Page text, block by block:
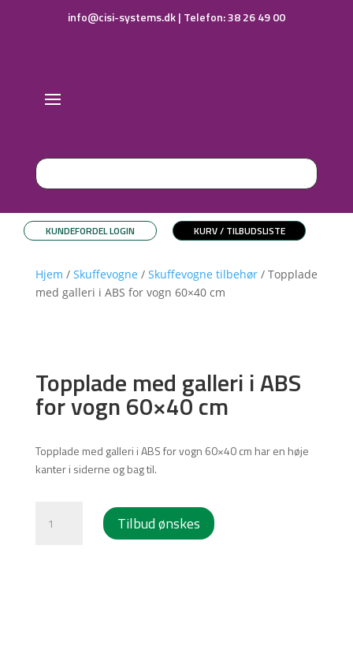
info@cisi-systems.dk| Telefon: 38 26 49 00
search
KUNDEFORDEL LOGIN KURV / TILBUDSLISTE
Hjem / Skuffevogne / Skuffevogne tilbehør/ Topplade
med galleri i ABS for vogn 60×40 cm
Topplade med galleri i ABS
for vogn 60×40 cm
Topplade med galleri i ABS for vogn 60×40 cm har en høje
kanter i siderne og bag til.
med
Tilbud ønskes